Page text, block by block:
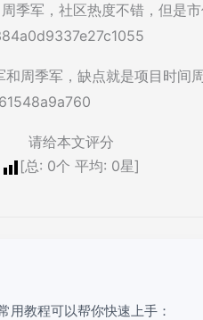
季军，社区热度不错，但是
周季军，缺点就是项目时间
请给本文评分
[总: 0个 平均: 0星]
用教程可以帮你快速上手：